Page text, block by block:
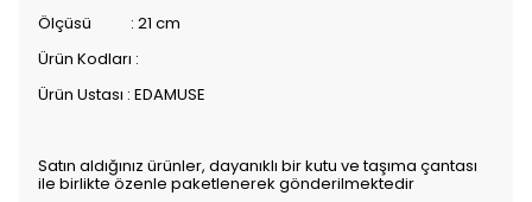
Ölçüsü : 21 cm
Ürün Kodları :
Ürün Ustası : EDAMUSE
Satın aldığınız ürünler, dayanıklı bir kutu ve taşıma çantası
ile birlikte özenle paketlenerek gönderilmektedir